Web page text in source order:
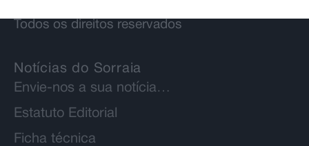
Todos os direitos reservados
Notícias do Sorraia
Envie-nos a sua notícia…
Estatuto Editorial
Ficha técnica